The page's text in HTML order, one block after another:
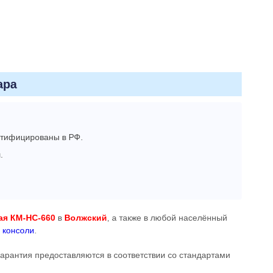
в РФ.
КМ-НС-660 в Волжский , а также в любой населённый
предоставляются в соответствии со стандартами